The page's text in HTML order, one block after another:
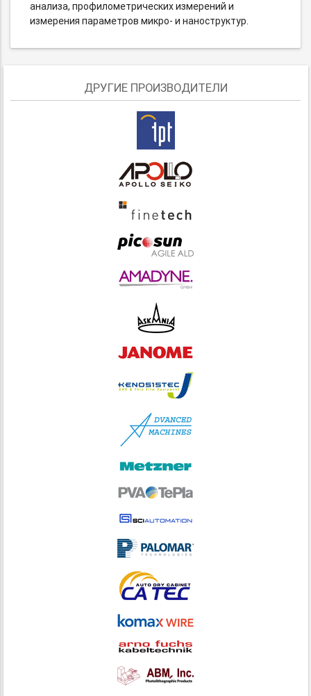
анализа, профилометрических измерений и
измерения параметров микро- и наноструктур.
ДРУГИЕ ПРОИЗВОДИТЕЛИ